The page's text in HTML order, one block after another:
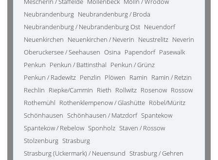
Neubrandenburg Neubrandenburg / Broda
Neubrandenburg / Neubrandenburg Ost Neuendorf
Neuenkirchen Neuenkirchen / Neverin Neustrelitz Neverin
Oberuckersee / Seehausen Osina Papendorf Pasewalk
Penkun Penkun / Battinsthal Penkun / Grünz
Penkun / Radewitz Penzlin Plöwen Ramin Ramin / Retzin
Rechlin Riepke/Cammin Rieth Rollwitz Rosenow Rossow
Rothemühl Rothenklempenow / Glashütte Röbel/Müritz
Schönhausen Schönhausen / Matzdorf Spantekow
Spantekow / Rebelow Sponholz Staven / Rossow
Stolzenburg Strasburg
Strasburg (Uckermark) / Neuensund Strasburg / Gehren